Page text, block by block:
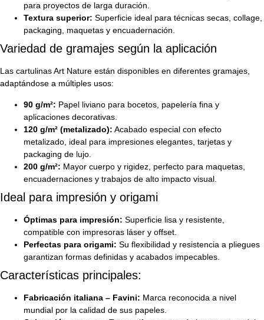
para proyectos de larga duración.
Textura superior: Superficie ideal para técnicas secas, collage,
packaging, maquetas y encuadernación.
Variedad de gramajes según la aplicación
Las cartulinas Art Nature están disponibles en diferentes gramajes,
adaptándose a múltiples usos:
90 g/m²: Papel liviano para bocetos, papelería fina y
aplicaciones decorativas.
120 g/m² (metalizado): Acabado especial con efecto
metalizado, ideal para impresiones elegantes, tarjetas y
packaging de lujo.
200 g/m²: Mayor cuerpo y rigidez, perfecto para maquetas,
encuadernaciones y trabajos de alto impacto visual.
Ideal para impresión y origami
Óptimas para impresión: Superficie lisa y resistente,
compatible con impresoras láser y offset.
Perfectas para origami: Su flexibilidad y resistencia a pliegues
garantizan formas definidas y acabados impecables.
Características principales:
Fabricación italiana – Favini: Marca reconocida a nivel
mundial por la calidad de sus papeles.